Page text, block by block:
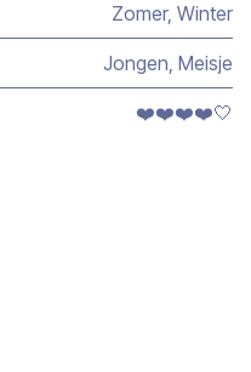
Zomer, Winter
Jongen, Meisje
❤️❤️❤️❤️🤍